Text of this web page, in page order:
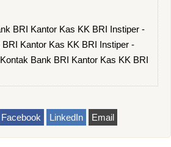
BRI Kantor Kas KK BRI Instiper -
Kantor Kas KK BRI Instiper -
Bank BRI Kantor Kas KK BRI
Facebook LinkedIn Email